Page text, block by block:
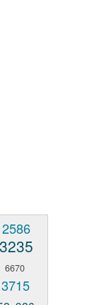
2586
3235
6670
3715